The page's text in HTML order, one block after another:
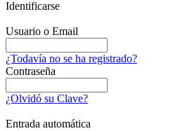
Identificarse
Usuario o Email
¿Todavía no se ha registrado?
Contraseña
¿Olvidó su Clave?
Entrada automática